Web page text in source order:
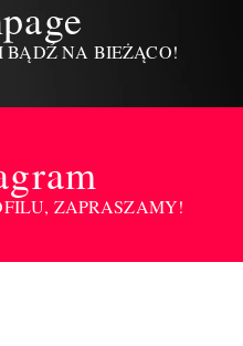
BĄDŹ NA BIEŻĄCO!
ZAPRASZAMY!